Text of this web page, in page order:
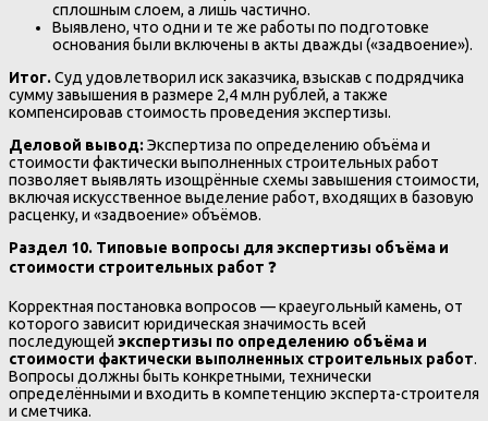
сплошным слоем, а лишь частично.
Выявлено, что одни и те же работы по подготовке
основания были включены в акты дважды («задвоение»).
Итог.Суд удовлетворил иск заказчика, взыскав с подрядчика
сумму завышения в размере 2,4 млн рублей, а также
компенсировав стоимость проведения экспертизы.
Деловой вывод:Экспертиза по определению объёма и
стоимости фактически выполненных строительных работ
позволяет выявлять изощрённые схемы завышения стоимости,
включая искусственное выделение работ, входящих в базовую
расценку, и «задвоение» объёмов.
Раздел 10. Типовые вопросы для экспертизы объёма и
стоимости строительных работ ❓
Корректная постановка вопросов — краеугольный камень, от
которого зависит юридическая значимость всей
последующей экспертизы по определению объёма и
стоимости фактически выполненных строительных работ.
Вопросы должны быть конкретными, технически
определёнными и входить в компетенцию эксперта-строителя
и сметчика.